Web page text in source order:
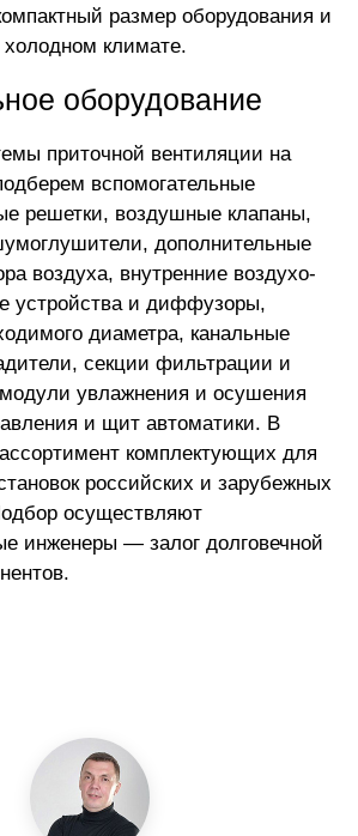
размер оборудования и
климате.
оборудование
приточной вентиляции на
вспомогательные
решетки, воздушные клапаны,
дополнительные
воздуха, внутренние воздухо-
устройства и диффузоры,
диаметра, канальные
секции фильтрации и
увлажнения и осушения
и щит автоматики. В
комплектующих для
российских и зарубежных
осуществляют
инженеры — залог долговечной